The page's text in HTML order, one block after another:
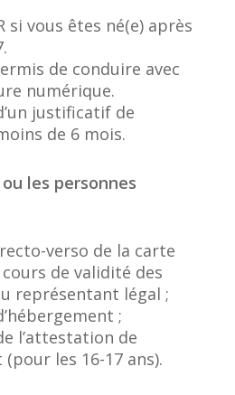
si vous êtes né(e) après
de conduire avec
numérique.
justificatif de
de 6 mois.
les personnes
verso de la carte
de validité des
représentant légal ;
;
l’attestation de
les 16-17 ans).